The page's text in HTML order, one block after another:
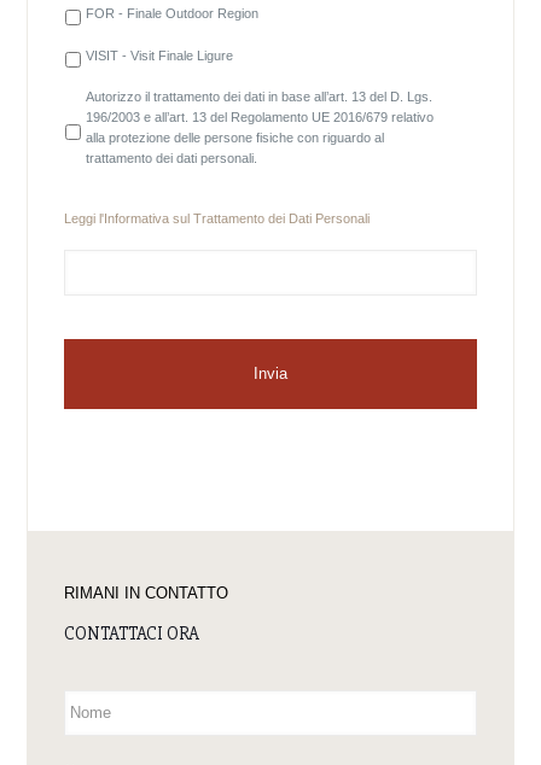
FOR - Finale Outdoor Region
VISIT - Visit Finale Ligure
Autorizzo il trattamento dei dati in base all’art. 13 del D. Lgs.
196/2003 e all’art. 13 del Regolamento UE 2016/679 relativo
alla protezione delle persone fisiche con riguardo al
trattamento dei dati personali.
Leggi l'Informativa sul Trattamento dei Dati Personali
RIMANI IN CONTATTO
CONTATTACI ORA